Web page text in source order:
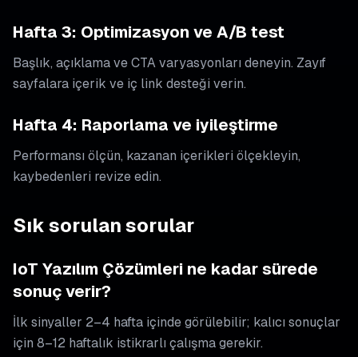
Hafta 3: Optimizasyon ve A/B test
Başlık, açıklama ve CTA varyasyonları deneyin. Zayıf
sayfalara içerik ve iç link desteği verin.
Hafta 4: Raporlama ve iyileştirme
Performansı ölçün, kazanan içerikleri ölçekleyin,
kaybedenleri revize edin.
Sık sorulan sorular
IoT Yazılım Çözümleri ne kadar sürede
sonuç verir?
İlk sinyaller 2–4 hafta içinde görülebilir; kalıcı sonuçlar
için 8–12 haftalık istikrarlı çalışma gerekir.